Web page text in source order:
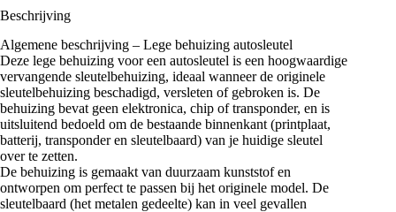
Beschrijving
Algemene beschrijving – Lege behuizing autosleutel
Deze lege behuizing voor een autosleutel is een hoogwaardige
vervangende sleutelbehuizing, ideaal wanneer de originele
sleutelbehuizing beschadigd, versleten of gebroken is. De
behuizing bevat geen elektronica, chip of transponder, en is
uitsluitend bedoeld om de bestaande binnenkant (printplaat,
batterij, transponder en sleutelbaard) van je huidige sleutel
over te zetten.
De behuizing is gemaakt van duurzaam kunststof en
ontworpen om perfect te passen bij het originele model. De
sleutelbaard (het metalen gedeelte) kan in veel gevallen